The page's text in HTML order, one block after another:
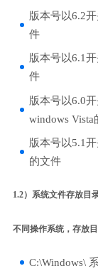
版本号以6.2
件
版本号以6.1
件
版本号以6.0
windows Vista
版本号以5.1
的文件
1.2）系统文件存放目
不同操作系统，存放
C:\Windows\